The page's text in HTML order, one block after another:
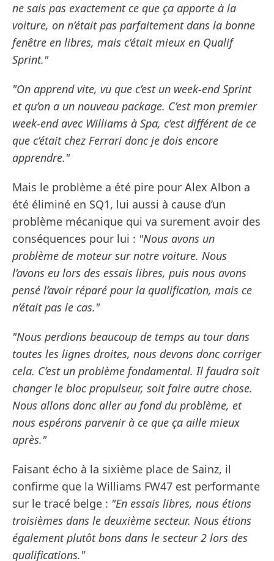
ne sais pas exactement ce que ça apporte à la
voiture, on n’était pas parfaitement dans la bonne
fenêtre en libres, mais c’était mieux en Qualif
Sprint."
"On apprend vite, vu que c’est un week-end Sprint
et qu’on a un nouveau package. C’est mon premier
week-end avec Williams à Spa, c’est différent de ce
que c’était chez Ferrari donc je dois encore
apprendre."
Mais le problème a été pire pour Alex Albon a
été éliminé en SQ1, lui aussi à cause d’un
problème mécanique qui va surement avoir des
conséquences pour lui : "Nous avons un
problème de moteur sur notre voiture. Nous
l’avons eu lors des essais libres, puis nous avons
pensé l’avoir réparé pour la qualification, mais ce
n’était pas le cas."
"Nous perdions beaucoup de temps au tour dans
toutes les lignes droites, nous devons donc corriger
cela. C’est un problème fondamental. Il faudra soit
changer le bloc propulseur, soit faire autre chose.
Nous allons donc aller au fond du problème, et
nous espérons parvenir à ce que ça aille mieux
après."
Faisant écho à la sixième place de Sainz, il
confirme que la Williams FW47 est performante
sur le tracé belge : "En essais libres, nous étions
troisièmes dans le deuxième secteur. Nous étions
également plutôt bons dans le secteur 2 lors des
qualifications."